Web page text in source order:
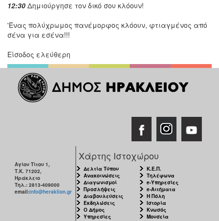
12:30 Δημιούργησε τον δικό σου κλόουν!
'Ένας πολύχρωμος πανέμορφος κλόουν, φτιαγμένος από
σένα για εσένα!!!
Είσοδος ελεύθερη
Αγίου Τίτου 1,
Τ.Κ. 71202,
Ηράκλειο
Τηλ.: 2813-409000
email:info@heraklion.gr
Χάρτης Ιστοχώρου
Δελτία Τύπου
Ανακοινώσεις
Διαγωνισμοί
Προσλήψεις
Διαβουλεύσεις
Εκδηλώσεις
Ο Δήμος
Υπηρεσίες
Κ.Ε.Π.
Τηλέφωνα
e-Υπηρεσίες
e-Αιτήματα
Η Πόλη
Ιστορία
Κνωσός
Μουσεία